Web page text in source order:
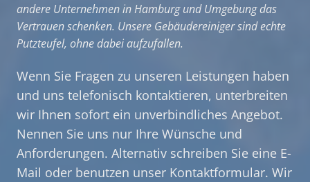
andere Unternehmen in Hamburg und Umgebung das
Vertrauen schenken. Unsere Gebäudereiniger sind echte
Putzteufel, ohne dabei aufzufallen.
Wenn Sie Fragen zu unseren Leistungen haben
und uns telefonisch kontaktieren, unterbreiten
wir Ihnen sofort ein unverbindliches Angebot.
Nennen Sie uns nur Ihre Wünsche und
Anforderungen. Alternativ schreiben Sie eine E-
Mail oder benutzen unser Kontaktformular. Wir